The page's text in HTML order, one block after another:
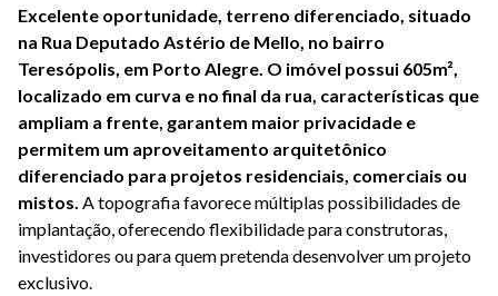
Excelente oportunidade, terreno diferenciado, situado
na Rua Deputado Astério de Mello, no bairro
Teresópolis, em Porto Alegre. O imóvel possui 605m²,
localizado em curva e no final da rua, características que
ampliam a frente, garantem maior privacidade e
permitem um aproveitamento arquitetônico
diferenciado para projetos residenciais, comerciais ou
mistos. A topografia favorece múltiplas possibilidades de
implantação, oferecendo flexibilidade para construtoras,
investidores ou para quem pretenda desenvolver um projeto
exclusivo.